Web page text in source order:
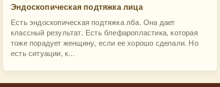
Эндоскопическая подтяжка лица
Есть эндоскопическая подтяжка лба. Она дает
классный результат. Есть блефаропластика, которая
тоже порадует женщину, если ее хорошо сделали. Но
есть ситуации, к...